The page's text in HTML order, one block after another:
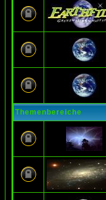
Themenbereiche